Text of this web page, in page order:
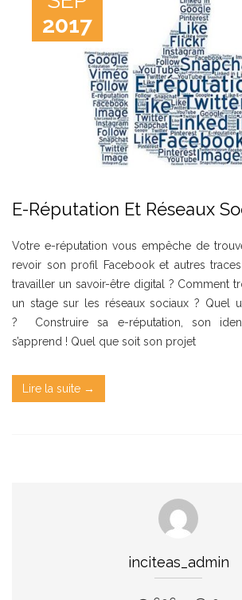
2017
E-Réputation Et Réseaux
Votre e-réputation vous empêche de
revoir son profil Facebook et autres
travailler un savoir-être digital ? Comment
un stage sur les réseaux sociaux ? Quel
? Construire sa e-réputation, son
s’apprend ! Quel que soit son projet
Lire la suite →
inciteas_admin